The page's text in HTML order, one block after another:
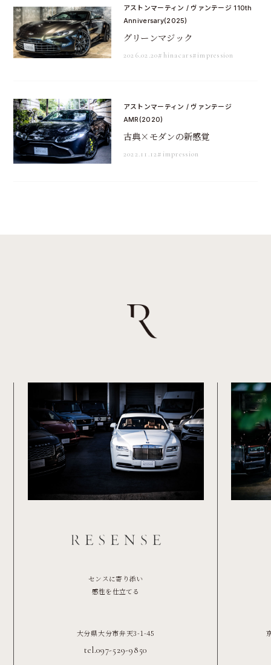
アストンマーティン / ヴァンテージ 110th
Anniversary(2025)
グリーンマジック
2026.02.20#hinacars#impression
アストンマーティン / ヴァンテージ
AMR(2020)
古典×モダンの新感覚
2022.11.12#impression
センスに寄り添い
感性を仕立てる
大分県大分市弁天3-1-45
tel.097-529-9850